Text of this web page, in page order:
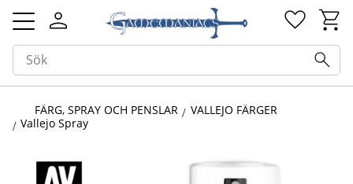
Meny
FÄRG, SPRAY OCH PENSLAR
VALLEJO FÄRGER
Vallejo Spray